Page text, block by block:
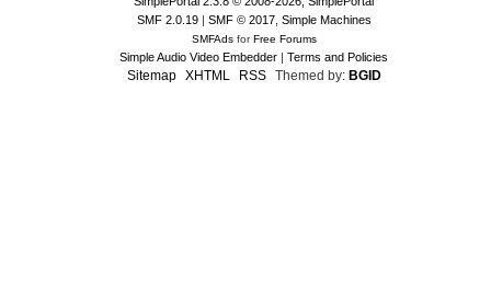
SMF 2.0.19| SMF © 2017, Simple Machines
SMFAdsforFree Forums
Simple Audio Video Embedder | Terms and Policies
Sitemap XHTML RSS Themed by: BGID